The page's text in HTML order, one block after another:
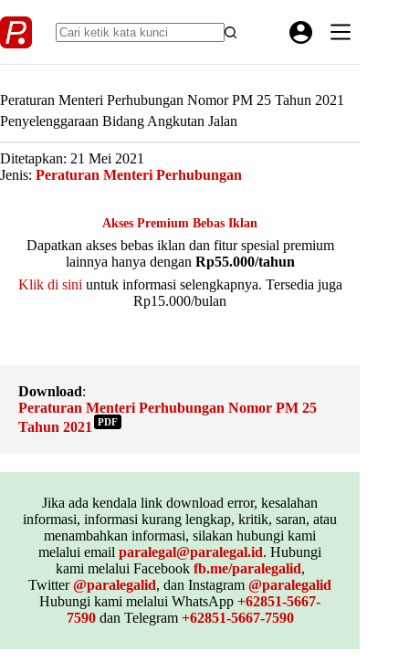
to
content
Peraturan Menteri Perhubungan Nomor PM 25 Tahun 2021
Penyelenggaraan Bidang Angkutan Jalan
Ditetapkan: 21 Mei 2021
Jenis: Peraturan Menteri Perhubungan
Akses Premium Bebas Iklan
Dapatkan akses bebas iklan dan fitur spesial premium
lainnya hanya dengan Rp55.000/tahun
Klik di sini untuk informasi selengkapnya. Tersedia juga
Rp15.000/bulan
Download:
Peraturan Menteri Perhubungan Nomor PM 25
Tahun 2021
PDF
Jika ada kendala link download error, kesalahan
informasi, informasi kurang lengkap, kritik, saran, atau
menambahkan informasi, silakan hubungi kami
melalui emailparalegal@paralegal.id. Hubungi
kami melalui Facebook fb.me/paralegalid,
Twitter@paralegalid, dan Instagram@paralegalid
Hubungi kami melalui WhatsApp+62851-5667-
7590dan Telegram +62851-5667-7590